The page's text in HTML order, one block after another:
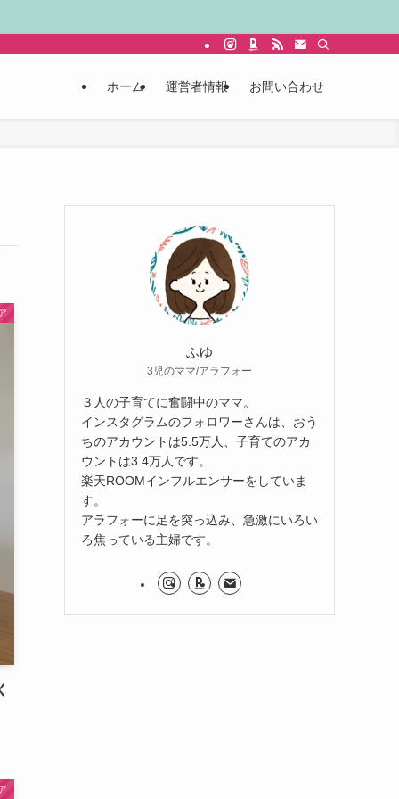
ホーム 運営者情報 お問い合わせ
ふゆ
3児のママ/アラフォー
３人の子育てに奮闘中のママ。
インスタグラムのフォロワーさんは、おう
ちのアカウントは5.5万人、子育てのアカ
ウントは3.4万人です。
楽天ROOMインフルエンサーをしていま
す。
アラフォーに足を突っ込み、急激にいろい
ろ焦っている主婦です。